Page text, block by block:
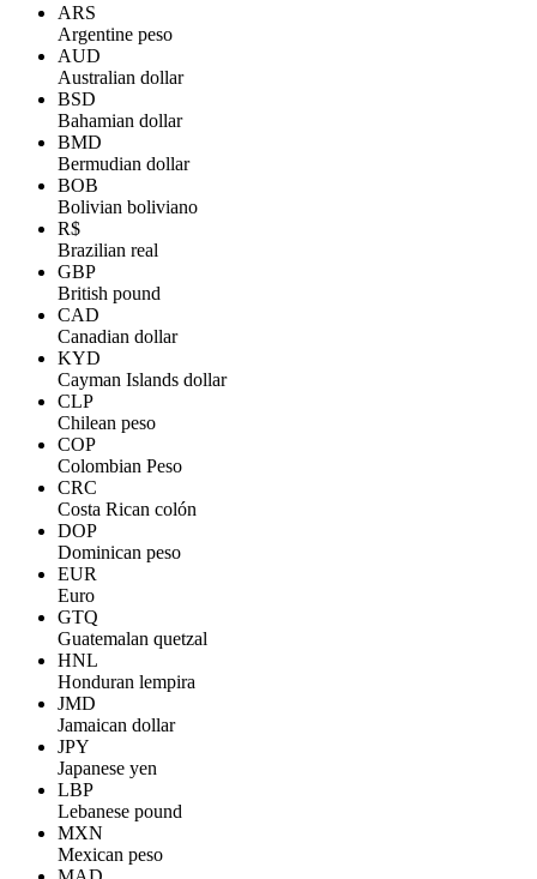
ARS
Argentine peso
AUD
Australian dollar
BSD
Bahamian dollar
BMD
Bermudian dollar
BOB
Bolivian boliviano
R$
Brazilian real
GBP
British pound
CAD
Canadian dollar
KYD
Cayman Islands dollar
CLP
Chilean peso
COP
Colombian Peso
CRC
Costa Rican colón
DOP
Dominican peso
EUR
Euro
GTQ
Guatemalan quetzal
HNL
Honduran lempira
JMD
Jamaican dollar
JPY
Japanese yen
LBP
Lebanese pound
MXN
Mexican peso